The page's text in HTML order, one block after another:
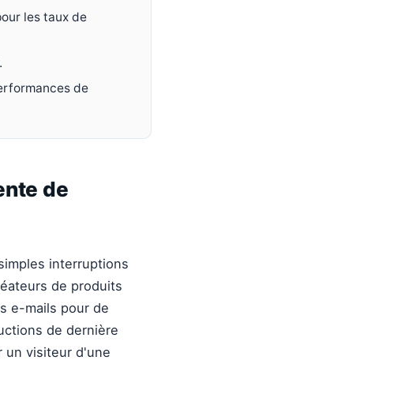
les taux de
de
de
interruptions
de produits
e-mails pour de
de dernière
un visiteur d'une